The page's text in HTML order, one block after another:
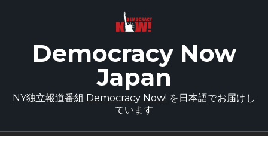
Democracy Now
Japan
NY独立報道番組 Democracy Now! を日本語でお届けし
ています